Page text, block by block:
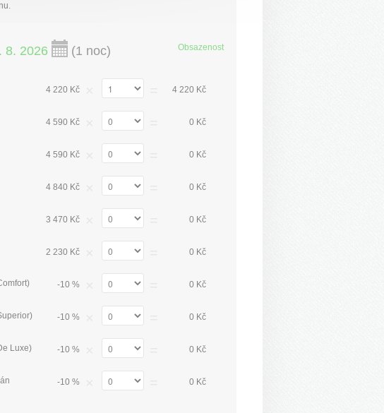
Obsazenost
8. 2026 (1 noc)
4 220 Kč 4 220 Kč
4 590 Kč 0 Kč
4 590 Kč 0 Kč
4 840 Kč 0 Kč
3 470 Kč 0 Kč
2 230 Kč 0 Kč
-10 % 0 Kč
-10 % 0 Kč
Luxe) -10 % 0 Kč
-10 % 0 Kč